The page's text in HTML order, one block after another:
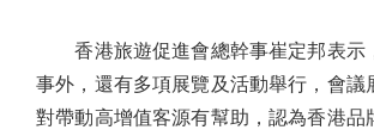
香港旅遊促進會總幹事崔定邦表示
事外，還有多項展覽及活動舉行，會議
對帶動高增值客源有幫助，認為香港品